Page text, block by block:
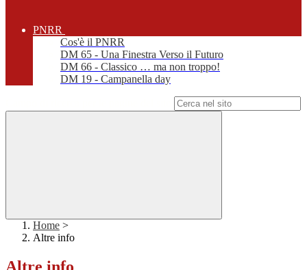
PNRR
Cos'è il PNRR
DM 65 - Una Finestra Verso il Futuro
DM 66 - Classico … ma non troppo!
DM 19 - Campanella day
Home >
Altre info